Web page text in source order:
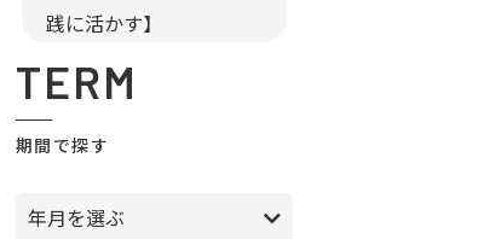
践に活かす】
TERM
期間で探す
年月を選ぶ